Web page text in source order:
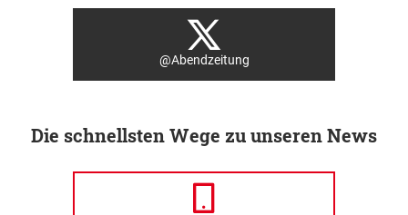
@Abendzeitung
Die schnellsten Wege zu unseren News